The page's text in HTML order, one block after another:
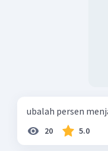
ubalah persen
20 5.0